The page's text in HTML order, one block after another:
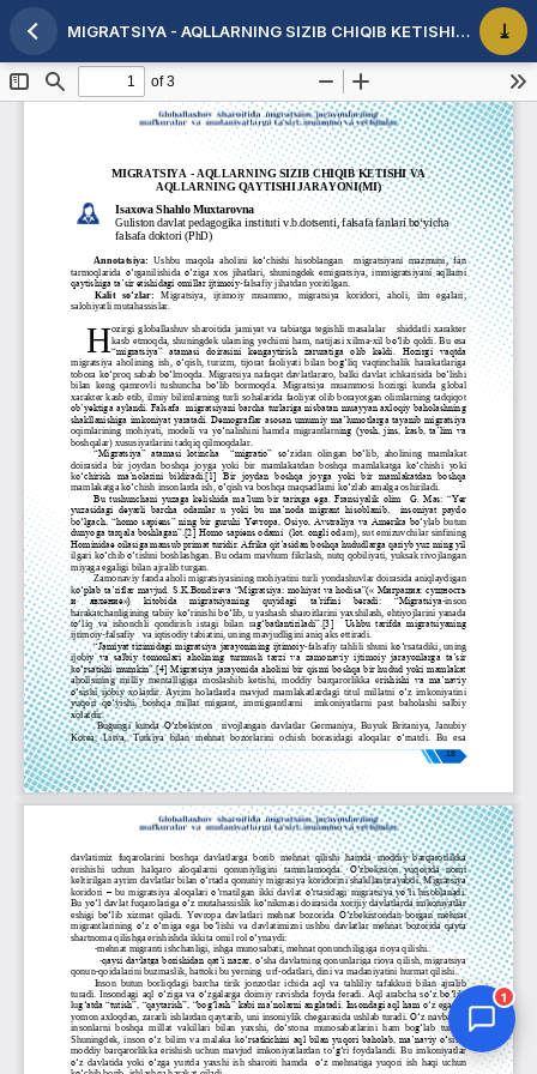
Maqola tafsilotlariga qaytish MIGRATSIYA - AQLLARNING SIZIB CHIQIB KETISHI VA AQLLARNING QAYTISHI JARAYONI(MI)
1
Jurnal Yordamchisi
Onlayn